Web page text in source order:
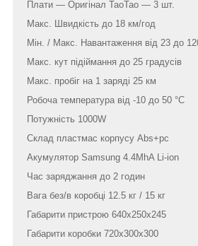
Плати — Оригінал TaoTao — 3 шт.
Макс. Швидкість до 18 км/год
Мін. / Макс. Навантаження від 23 до
Макс. кут підіймання до 25 градусів
Макс. пробіг на 1 заряді 25 км
Робоча температура від -10 до 50 °C
Потужність 1000W
Склад пластмас корпусу Abs+pc
Акумулятор Samsung 4.4MhA Li-ion
Час заряджання до 2 годин
Вага без/в коробці 12.5 кг / 15 кг
Габарити пристрою 640х250х245
Габарити коробки 720х300х300